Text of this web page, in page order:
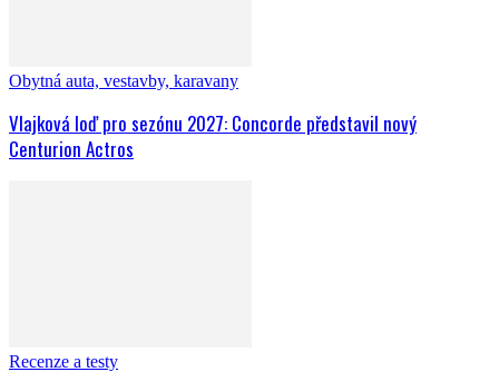
Obytná auta, vestavby, karavany
Vlajková loď pro sezónu 2027: Concorde představil nový
Centurion Actros
Recenze a testy